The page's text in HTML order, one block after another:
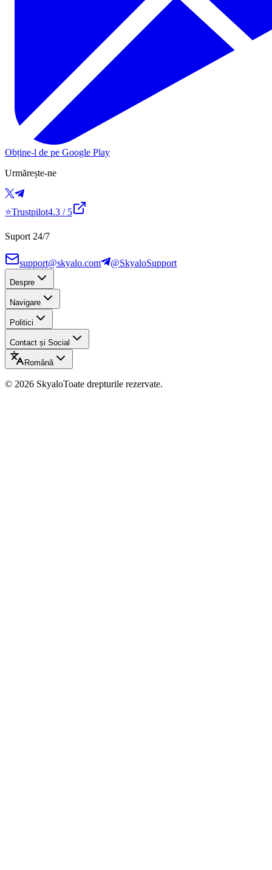
Obține-l de pe Google Play
Urmărește-ne
⭐Trustpilot4.3 / 5
Suport 24/7
support@skyalo.com @SkyaloSupport
Despre
Navigare
Politici
Contact și Social
Română
© 2026 SkyaloToate drepturile rezervate.